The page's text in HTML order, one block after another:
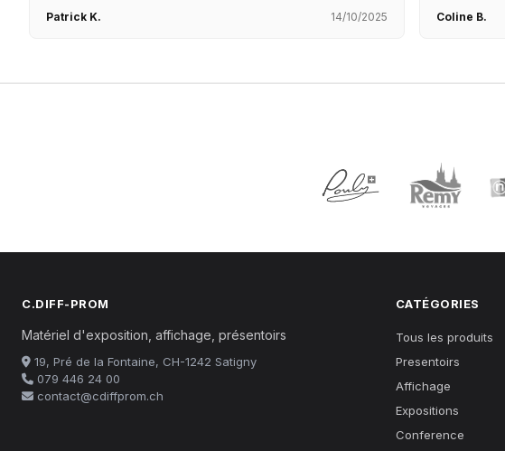
Patrick K. 14/10/2025 Coline B.
C.DIFF-PROM
Matériel d'exposition, affichage, présentoirs
19, Pré de la Fontaine, CH-1242 Satigny
079 446 24 00
contact@cdiffprom.ch
CATÉGORIES
Tous les produits
Presentoirs
Affichage
Expositions
Conference